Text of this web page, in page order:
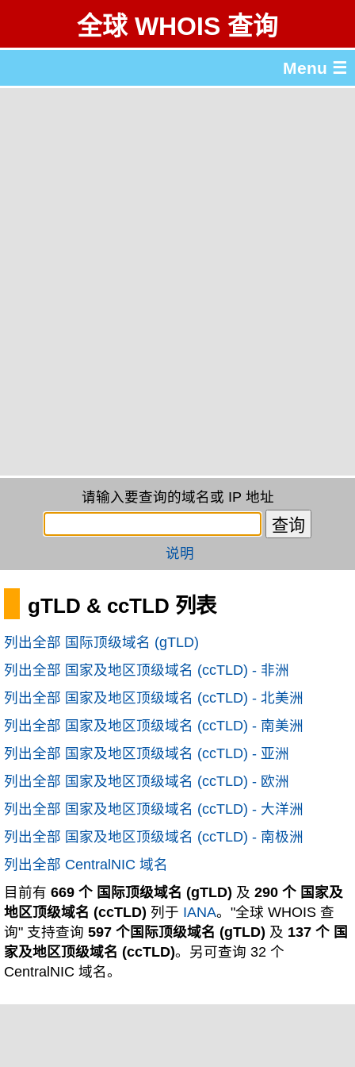
全球 WHOIS 查询
Menu ☰
请输入要查询的域名或 IP 地址
说明
gTLD & ccTLD 列表
列出全部 国际顶级域名 (gTLD)
列出全部 国家及地区顶级域名 (ccTLD) - 非洲
列出全部 国家及地区顶级域名 (ccTLD) - 北美洲
列出全部 国家及地区顶级域名 (ccTLD) - 南美洲
列出全部 国家及地区顶级域名 (ccTLD) - 亚洲
列出全部 国家及地区顶级域名 (ccTLD) - 欧洲
列出全部 国家及地区顶级域名 (ccTLD) - 大洋洲
列出全部 国家及地区顶级域名 (ccTLD) - 南极洲
列出全部 CentralNIC 域名
目前有 669 个 国际顶级域名 (gTLD) 及 290 个 国家及
地区顶级域名 (ccTLD) 列于 IANA。"全球 WHOIS 查
询" 支持查询 597 个国际顶级域名 (gTLD) 及 137 个 国
家及地区顶级域名 (ccTLD)。另可查询 32 个
CentralNIC 域名。